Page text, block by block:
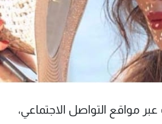
مواقع التواصل الاجتماعي،
وظائف
تواصل معنا